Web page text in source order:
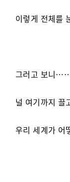
이렇게 전체를
그러고 보니
널 여기까지 끌
우리 세계가 어